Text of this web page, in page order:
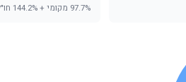
97.7% מקומי + 144.2% חו"ל